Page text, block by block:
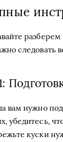
следовать
вам нужно
убедитесь,
куски